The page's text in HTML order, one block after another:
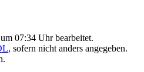
07:34 Uhr bearbeitet.
, sofern nicht anders angegeben.